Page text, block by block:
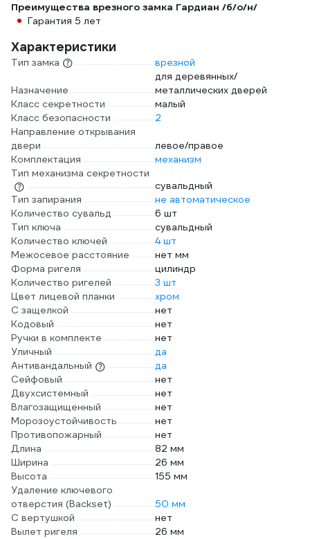
Преимущества врезного замка Гардиан /б/о/н/
Гарантия 5 лет
Характеристики
Тип замка врезной
Назначение
для деревянных/
металлических дверей
Класс секретности
малый
Класс безопасности
2
Направление открывания
двери
левое/правое
Комплектация
механизм
Тип механизма секретности
сувальдный
Тип запирания
не автоматическое
Количество сувальд
6 шт
Тип ключа
сувальдный
Количество ключей
4 шт
Межосевое расстояние
нет мм
Форма ригеля
цилиндр
Количество ригелей
3 шт
Цвет лицевой планки
хром
С защелкой
нет
Кодовый
нет
Ручки в комплекте
нет
Уличный
да
Антивандальный
да
Сейфовый
нет
Двухсистемный
нет
Влагозащищенный
нет
Морозоустойчивость
нет
Противопожарный
нет
Длина
82 мм
Ширина
26 мм
Высота
155 мм
Удаление ключевого
отверстия (Backset)
50 мм
С вертушкой
нет
Вылет ригеля
26 мм